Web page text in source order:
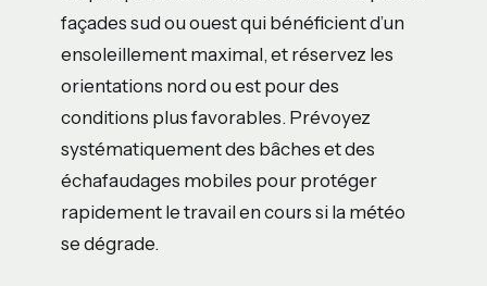
façades sud ou ouest qui bénéficient d’un
ensoleillement maximal, et réservez les
orientations nord ou est pour des
conditions plus favorables. Prévoyez
systématiquement des bâches et des
échafaudages mobiles pour protéger
rapidement le travail en cours si la météo
se dégrade.